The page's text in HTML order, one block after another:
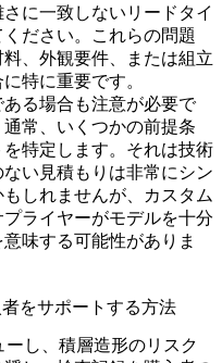
に一致しないリードタイ
ださい。これらの問題
、外観要件、または組立
特に重要です。
る場合も注意が必要で
常、いくつかの前提条
特定します。それは技術
い見積もりは非常にシン
しれませんが、カスタム
ライヤーがモデルを十分
味する可能性がありま
をサポートする方法
し、積層造形のリスク